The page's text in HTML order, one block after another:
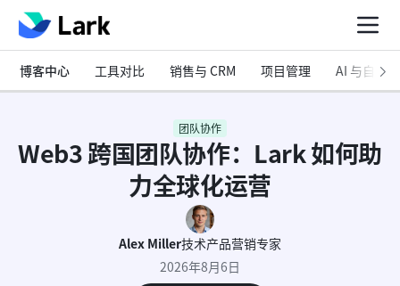
博客中心 工具对比 销售与 CRM 项目管理 AI 与自动化
团队协作
Web3 跨国团队协作：Lark 如何助
力全球化运营
Alex Miller技术产品营销专家
2026年8月6日